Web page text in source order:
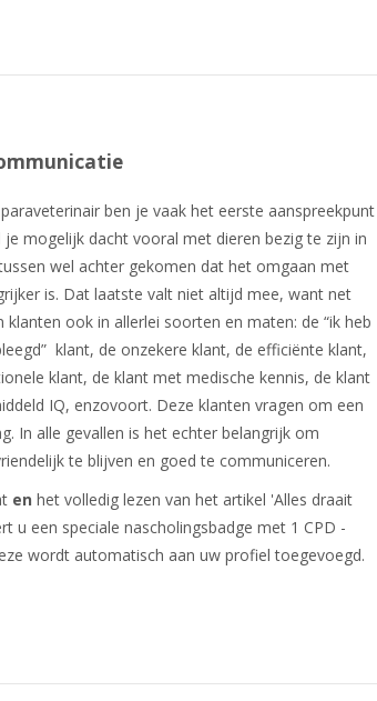
ben je vaak het eerste aanspreekpunt
je mogelijk dacht vooral met dieren bezig te zijn in
wel achter gekomen dat het omgaan met
is. Dat laatste valt niet altijd mee, want net
klanten ook in allerlei soorten en maten: de “ik heb
klant, de onzekere klant, de efficiënte klant,
klant, de klant met medische kennis, de klant
IQ, enzovoort. Deze klanten vragen om een
In alle gevallen is het echter belangrijk om
te blijven en goed te communiceren.
en het volledig lezen van het artikel 'Alles draait
u een speciale nascholingsbadge met 1 CPD -
wordt automatisch aan uw profiel toegevoegd.